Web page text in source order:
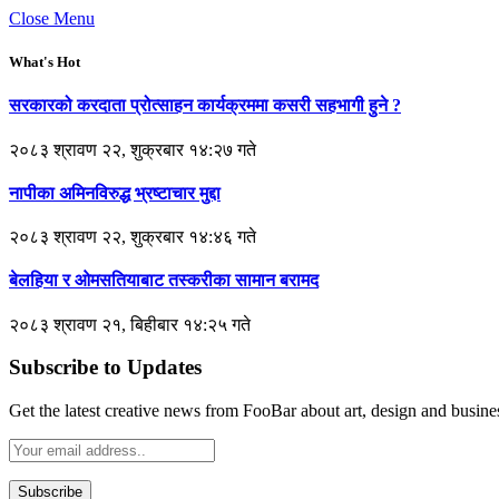
Close Menu
What's Hot
सरकारको करदाता प्रोत्साहन कार्यक्रममा कसरी सहभागी हुने ?
२०८३ श्रावण २२, शुक्रबार १४:२७ गते
नापीका अमिनविरुद्ध भ्रष्टाचार मुद्दा
२०८३ श्रावण २२, शुक्रबार १४:४६ गते
बेलहिया र ओमसतियाबाट तस्करीका सामान बरामद
२०८३ श्रावण २१, बिहीबार १४:२५ गते
Subscribe to Updates
Get the latest creative news from FooBar about art, design and